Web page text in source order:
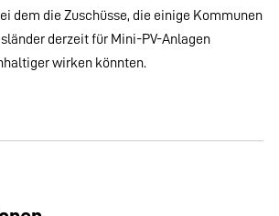
dem die Zuschüsse, die einige Kommunen
derzeit für Mini-PV-Anlagen
wirken könnten.